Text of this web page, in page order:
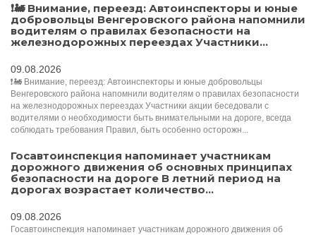
❗️🚂 Внимание, переезд: Автоинспекторы и юные
добровольцы Венгеровского района напомнили
водителям о правилах безопасности на
железнодорожных переездах Участники...
09.08.2026
❗️🚂 Внимание, переезд: Автоинспекторы и юные добровольцы
Венгеровского района напомнили водителям о правилах безопасности
на железнодорожных переездах Участники акции беседовали с
водителями о необходимости быть внимательными на дороге, всегда
соблюдать требования Правил, быть особенно осторожн...
Госавтоинспекция напоминает участникам
дорожного движения об основных принципах
безопасности на дороге В летний период на
дорогах возрастает количество...
09.08.2026
Госавтоинспекция напоминает участникам дорожного движения об